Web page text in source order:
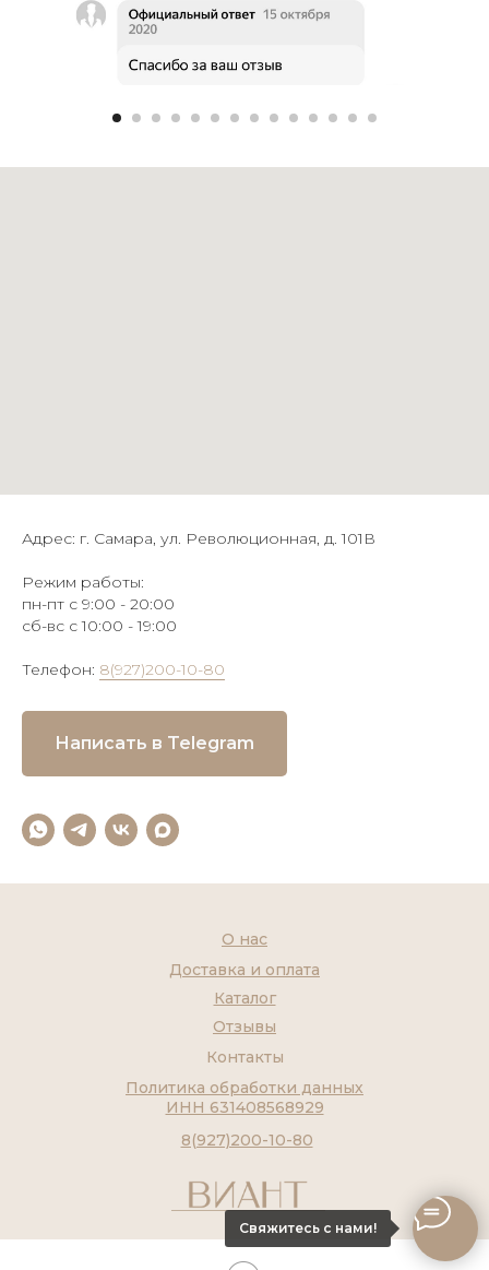
Свяжитесь с нами!
Адрес: г. Самара, ул. Революционная, д. 101В
Режим работы:
пн-пт с 9:00 - 20:00
сб-вс с 10:00 - 19:00
Телефон: 8(927)200-10-80
Написать в Telegram
Контакты
8(927)200-10-80
Каталог
О нас
Доставка и оплата
Отзывы
Политика обработки данных
ИНН 631408568929